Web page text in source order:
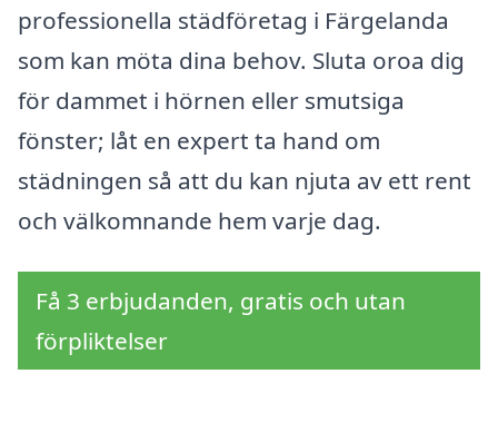
professionella städföretag i Färgelanda
som kan möta dina behov. Sluta oroa dig
för dammet i hörnen eller smutsiga
fönster; låt en expert ta hand om
städningen så att du kan njuta av ett rent
och välkomnande hem varje dag.
Få 3 erbjudanden, gratis och utan
förpliktelser